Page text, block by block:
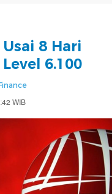
8 Hari
6.100
WIB